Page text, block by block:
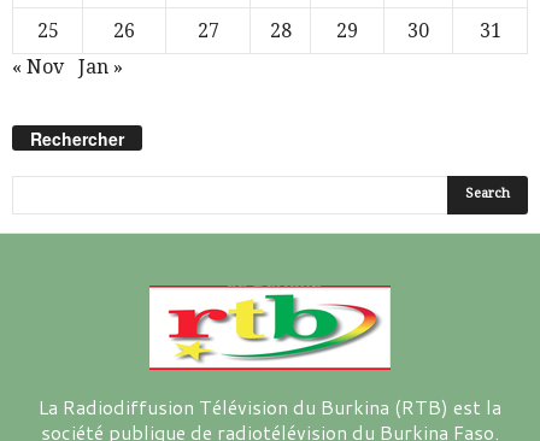
25
26 27 28 29 30
31
« Nov
Jan »
Rechercher
La Radiodiffusion Télévision du Burkina (RTB) est la
société publique de radiotélévision du Burkina Faso.